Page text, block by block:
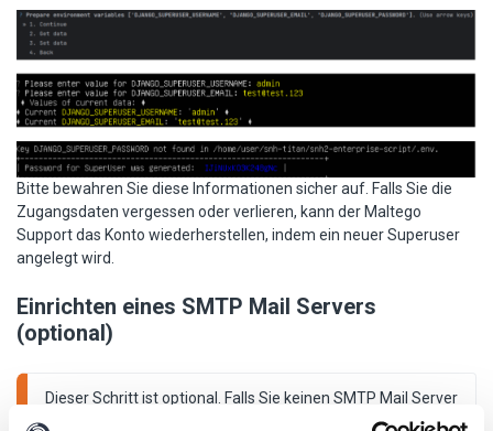
Bitte bewahren Sie diese Informationen sicher auf. Falls Sie die
Zugangsdaten vergessen oder verlieren, kann der Maltego
Support das Konto wiederherstellen, indem ein neuer Superuser
angelegt wird.
Einrichten eines SMTP Mail Servers
(optional)
Dieser Schritt ist optional. Falls Sie keinen SMTP Mail Server
haben, den die Maltego Evidence Enterprise Instanz